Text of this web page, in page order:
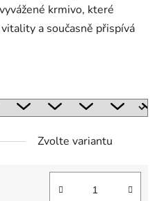
krmivo, které
a současně přispívá
Zvolte variantu